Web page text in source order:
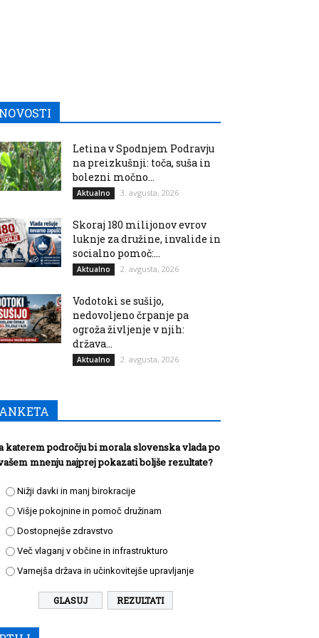
Letina v Spodnjem Podravju
na preizkušnji: toča, suša in
bolezni močno...
Aktualno 3. avgusta, 2026
Skoraj 180 milijonov evrov
luknje za družine, invalide in
socialno pomoč:...
Aktualno 2. avgusta, 2026
Vodotoki se sušijo,
nedovoljeno črpanje pa
ogroža življenje v njih:
država...
Aktualno 2. avgusta, 2026
katerem področju bi morala slovenska vlada po
mnenju najprej pokazati boljše rezultate?
Nižji davki in manj birokracije
Višje pokojnine in pomoč družinam
Dostopnejše zdravstvo
Več vlaganj v občine in infrastrukturo
Varnejša država in učinkovitejše upravljanje
REZULTATI